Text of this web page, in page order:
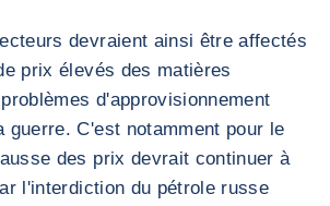
devraient ainsi être affectés
prix élevés des matières
d'approvisionnement
guerre. C'est notamment pour le
des prix devrait continuer à
l'interdiction du pétrole russe